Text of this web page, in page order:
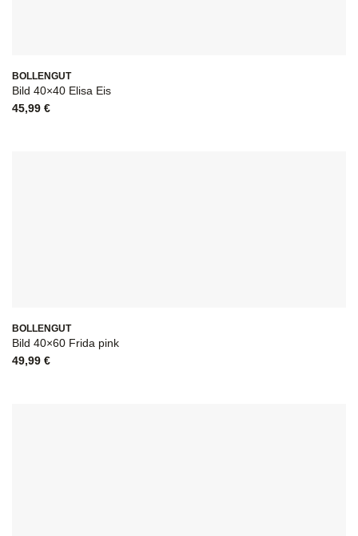
BOLLENGUT
Bild 40×40 Elisa Eis
45,99 €
BOLLENGUT
Bild 40×60 Frida pink
49,99 €